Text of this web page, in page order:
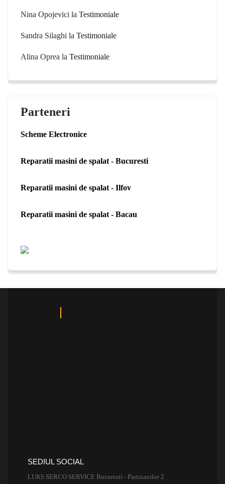
Nina Opojevici la Testimoniale
Sandra Silaghi la Testimoniale
Alina Oprea la Testimoniale
Parteneri
Scheme Electronice
Reparatii masini de spalat - Bucuresti
Reparatii masini de spalat - Ilfov
Reparatii masini de spalat - Bacau
SEDIUL SOCIAL
LUKS SERCO SERVICE Bucuresti - Partizanilor 2